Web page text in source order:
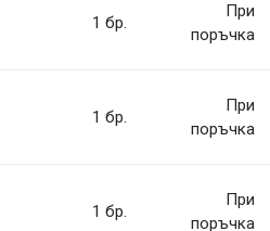
1 бр.
При
поръчка
1 бр.
При
поръчка
1 бр.
При
поръчка